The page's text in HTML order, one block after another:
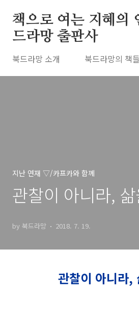
책으로 여는 지혜의
드라망 출판사
북드라망 소개 북드라망의 책들
지난 연재 ▽/카프카와 함께
관찰이 아니라,
by 북드라망 2018. 7. 19.
관찰이 아니라,